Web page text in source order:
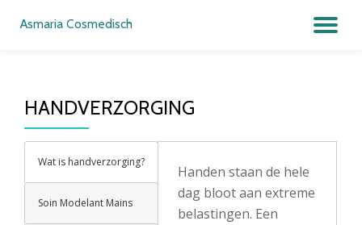
inhoud
Asmaria Cosmedisch
HANDVERZORGING
Wat is handverzorging?
Soin Modelant Mains
Handen staan de hele
dag bloot aan extreme
belastingen. Een